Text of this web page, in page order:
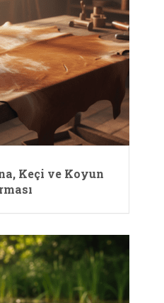
Keçi ve Koyun